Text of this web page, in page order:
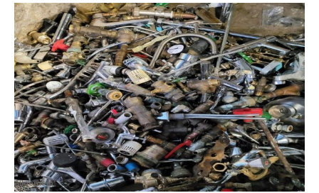
Allgemein